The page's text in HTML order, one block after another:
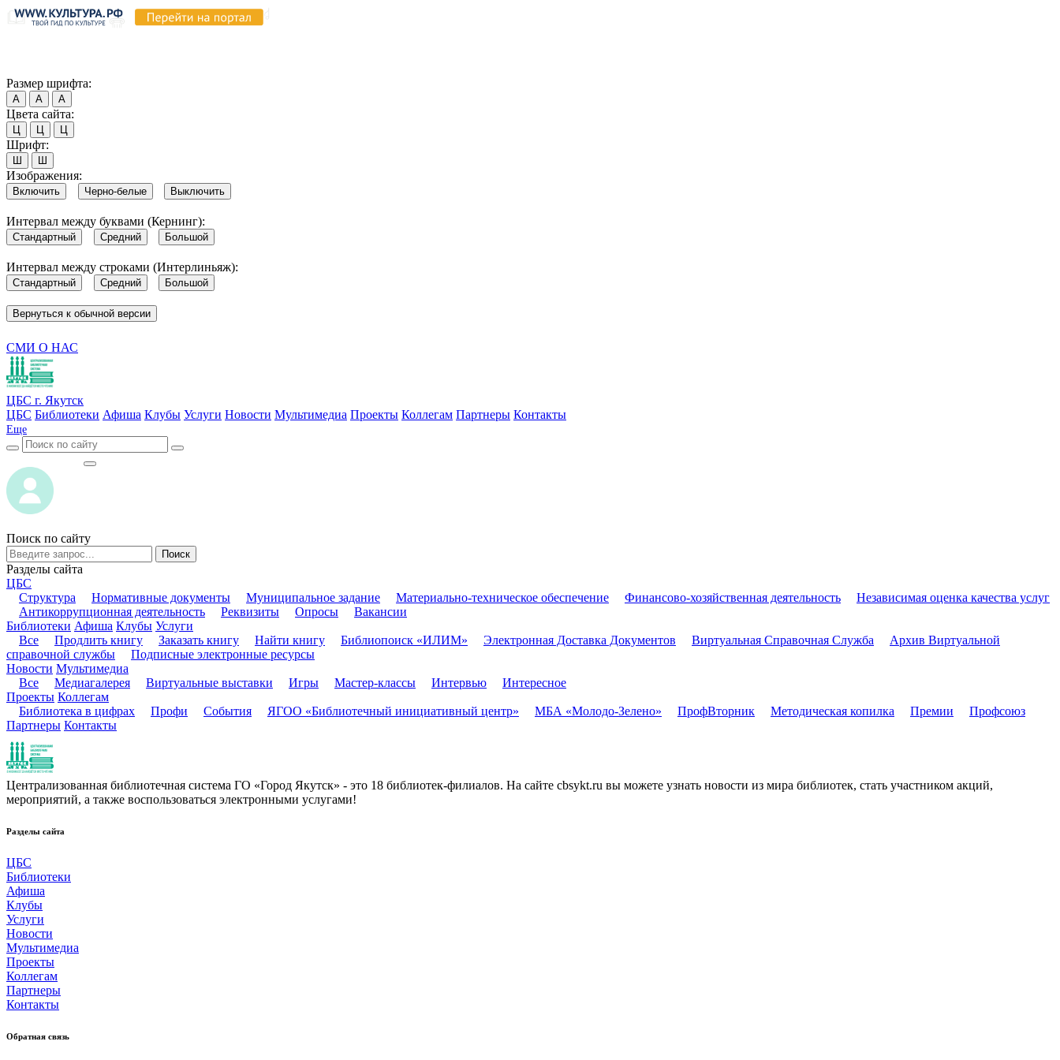
Размер шрифта:
А А А
Цвета сайта:
Ц Ц Ц
Шрифт:
Ш Ш
Изображения:
Включить Черно-белые Выключить
Интервал между буквами (Кернинг):
Стандартный Средний Большой
Интервал между строками (Интерлиньяж):
Стандартный Средний Большой
Вернуться к обычной версии
СМИ О НАС
ЦБС г. Якутск
ЦБС Библиотеки Афиша Клубы Услуги Новости Мультимедиа Проекты Коллегам Партнеры Контакты
Еще
Поиск по сайту
Поиск
Разделы сайта
ЦБС
Структура
Нормативные документы Муниципальное задание Материально-техническое обеспечение Финансово-хозяйственная деятельность
Независимая оценка качества услуг
Антикоррупционная деятельность
Реквизиты Опросы
Вакансии
Библиотеки Афиша Клубы Услуги
Все
Продлить книгу Заказать книгу Найти книгу Библиопоиск «ИЛИМ» Электронная Доставка Документов Виртуальная Справочная Служба
Архив Виртуальной
справочной службы
Подписные электронные ресурсы
Новости Мультимедиа
Все
Медиагалерея Виртуальные выставки Игры Мастер-классы Интервью
Интересное
Проекты Коллегам
Библиотека в цифрах
Профи События ЯГОО «Библиотечный инициативный центр» МБА «Молодо-Зелено» ПрофВторник Методическая копилка Премии
Профсоюз
Партнеры Контакты
Централизованная библиотечная система ГО «Город Якутск» - это 18 библиотек-филиалов. На сайте cbsykt.ru вы можете узнать новости из мира библиотек, стать участником акций,
мероприятий, а также воспользоваться электронными услугами!
Разделы сайта
ЦБС
Библиотеки
Афиша
Клубы
Услуги
Новости
Мультимедиа
Проекты
Коллегам
Партнеры
Контакты
Обратная связь